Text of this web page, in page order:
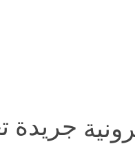
جريدة